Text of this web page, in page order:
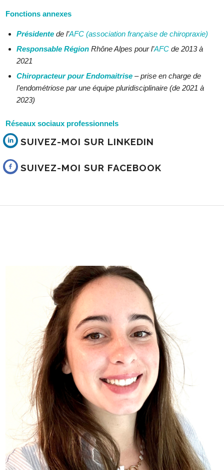
Fonctions annexes
Présidente de l’AFC (association française de chiropraxie)
Responsable Région Rhône Alpes pour l’AFC de 2013 à
2021
Chiropracteur pourEndomaitrise – prise en charge de
l’endométriose par une équipe pluridisciplinaire (de 2021 à
2023)
Réseaux sociaux professionnels
SUIVEZ-MOI SUR LINKEDIN
SUIVEZ-MOI SUR FACEBOOK